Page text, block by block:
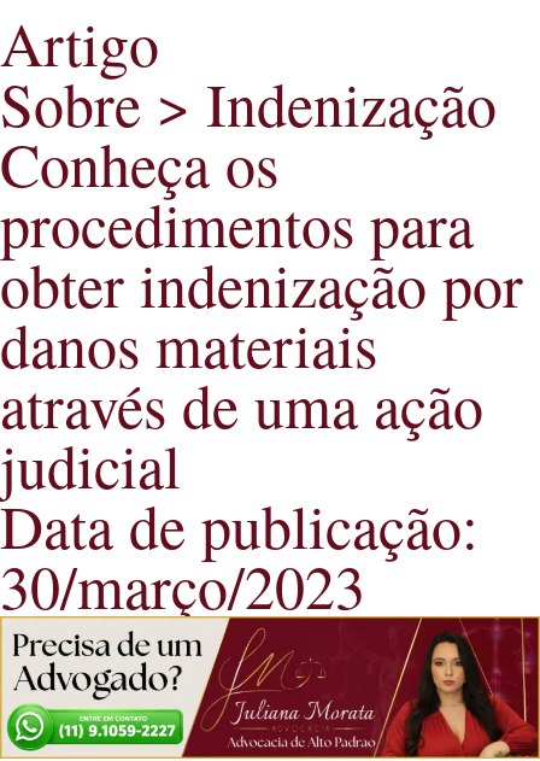
Artigo
Sobre > Indenização
Conheça os
procedimentos para
obter indenização por
danos materiais
através de uma ação
judicial
Data de publicação:
30/março/2023